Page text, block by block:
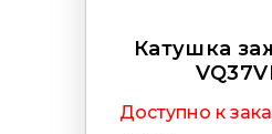
Катушка
Доступно к